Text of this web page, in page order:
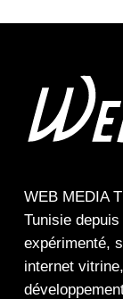
WEB MEDIA
Tunisie depuis
expérimenté,
internet vitrine,